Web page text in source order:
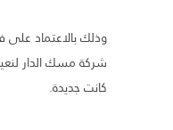
وذلك بالاعتماد
شركة مسك الدار
كانت جديدة.